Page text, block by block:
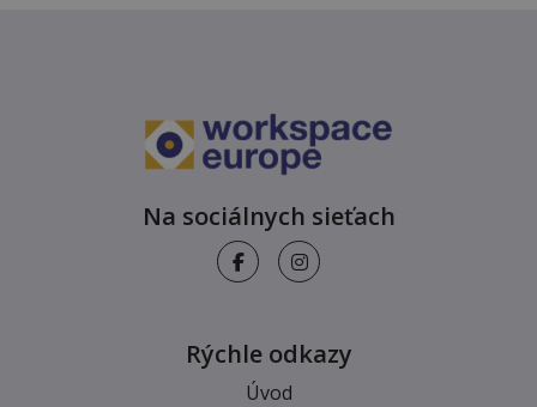
Na sociálnych sieťach
Rýchle odkazy
Úvod